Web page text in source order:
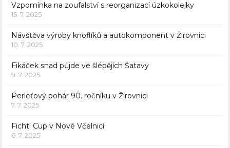
Vzpomínka na zoufalství s reorganizací úzkokolejky
15. 7. 2025
Návštěva výroby knoflíků a autokomponent v Žirovnici
10. 7. 2025
Fikáček snad půjde ve šlépějích Šatavy
9. 7. 2025
Perleťový pohár 90. ročníku v Žirovnici
7. 7. 2025
Fichtl Cup v Nové Včelnici
6. 7. 2025